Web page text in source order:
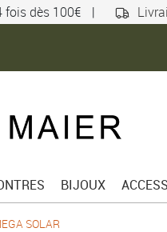
fois dès 100€ |
BIJOUX
SOLAR